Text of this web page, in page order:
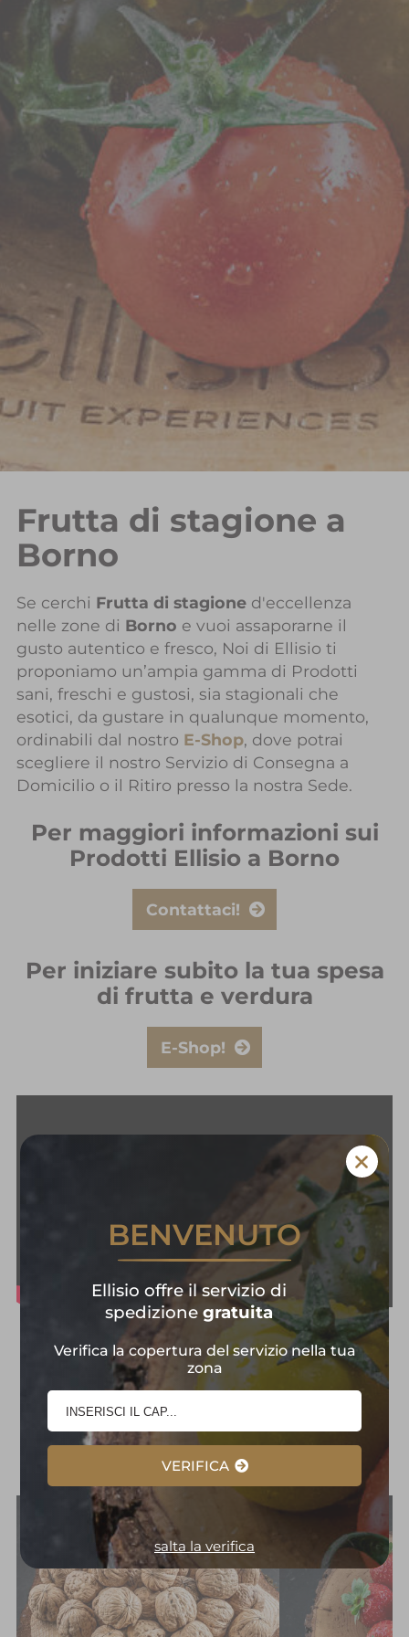
Frutta di stagione a
Borno
Se cerchi Frutta di stagioned'eccellenza
nelle zone di Borno e vuoi assaporarne il
gusto autentico e fresco, Noi di Ellisio ti
proponiamo un’ampia gamma di Prodotti
sani, freschi e gustosi, sia stagionali che
esotici, da gustare in qualunque momento,
ordinabili dal nostro E-Shop, dove potrai
scegliere il nostro Servizio di Consegna a
Domicilio o il Ritiro presso la nostra Sede.
Per maggiori informazioni sui
Prodotti Ellisio a Borno
Contattaci!
Per iniziare subito la tua spesa
di frutta e verdura
E-Shop!
Frutta e Verdura in
Primo Piano:
Selezione
d'Eccellenza
BENVENUTO
Ellisio offre il servizio di
spedizione gratuita
Verifica la copertura del servizio nella tua
zona
VERIFICA
salta la verifica